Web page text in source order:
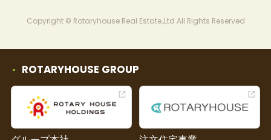
Copyright © Rotaryhouse Real Estate.,Ltd All Rights Reserved
ROTARYHOUSE GROUP